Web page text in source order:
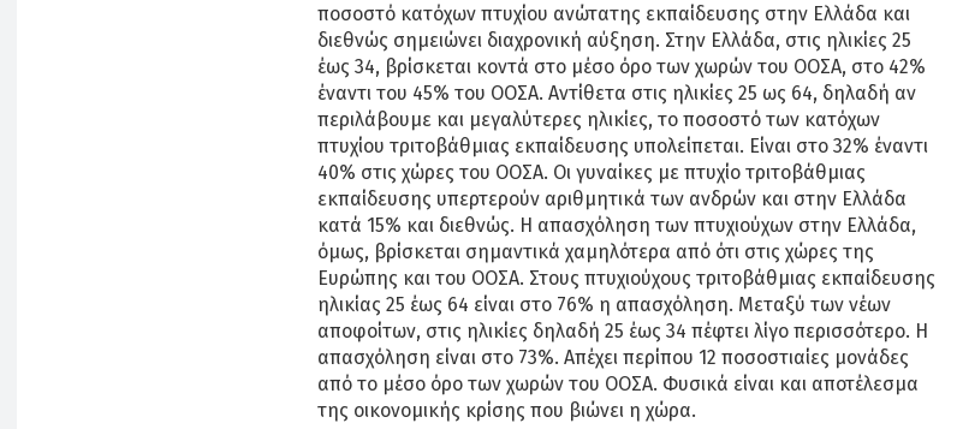
ποσοστό κατόχων πτυχίου ανώτατης εκπαίδευσης στην Ελλάδα και
διεθνώς σημειώνει διαχρονική αύξηση. Στην Ελλάδα, στις ηλικίες 25
έως 34, βρίσκεται κοντά στο μέσο όρο των χωρών του ΟΟΣΑ, στο 42%
έναντι του 45% του ΟΟΣΑ. Αντίθετα στις ηλικίες 25 ως 64, δηλαδή αν
περιλάβουμε και μεγαλύτερες ηλικίες, το ποσοστό των κατόχων
πτυχίου τριτοβάθμιας εκπαίδευσης υπολείπεται. Είναι στο 32% έναντι
40% στις χώρες του ΟΟΣΑ. Οι γυναίκες με πτυχίο τριτοβάθμιας
εκπαίδευσης υπερτερούν αριθμητικά των ανδρών και στην Ελλάδα
κατά 15% και διεθνώς. Η απασχόληση των πτυχιούχων στην Ελλάδα,
όμως, βρίσκεται σημαντικά χαμηλότερα από ότι στις χώρες της
Ευρώπης και του ΟΟΣΑ. Στους πτυχιούχους τριτοβάθμιας εκπαίδευσης
ηλικίας 25 έως 64 είναι στο 76% η απασχόληση. Μεταξύ των νέων
αποφοίτων, στις ηλικίες δηλαδή 25 έως 34 πέφτει λίγο περισσότερο. Η
απασχόληση είναι στο 73%. Απέχει περίπου 12 ποσοστιαίες μονάδες
από το μέσο όρο των χωρών του ΟΟΣΑ. Φυσικά είναι και αποτέλεσμα
της οικονομικής κρίσης που βιώνει η χώρα.